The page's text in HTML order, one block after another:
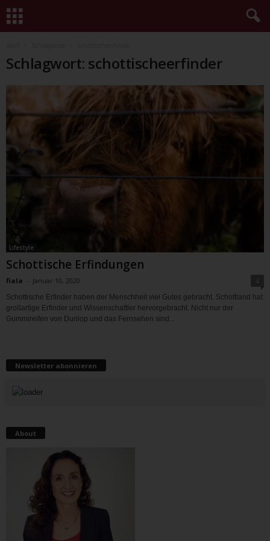
Schlagwort: schottischeerfinder
Lifestyle
Schottische Erfindungen
fiala - Januar 10, 2020 4
Schottische Erfinder haben der Menschheit viel Gutes gebracht. Schottland hat
großartige Erfinder und Wissenschaftler hervorgebracht. Nicht nur der
Gummireifen von Dunlop und das Fernsehen sind...
Newsletter abonnieren
About